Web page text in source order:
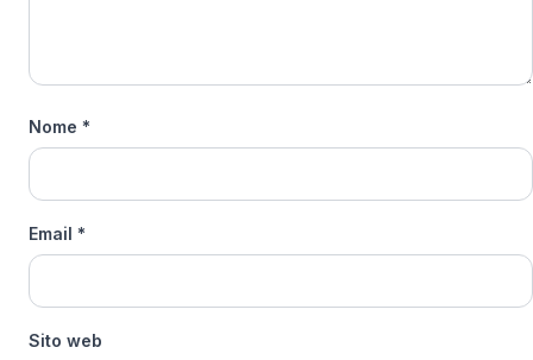
Nome *
Email *
Sito web